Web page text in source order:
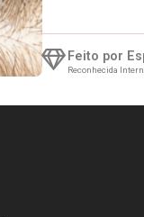
Feito por
Reconhecida